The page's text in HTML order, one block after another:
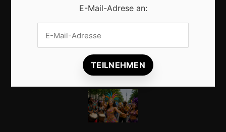
Vrijwilligers maken van carnaval een onvergetelijk
evenement
E-Mail-Adrese an: